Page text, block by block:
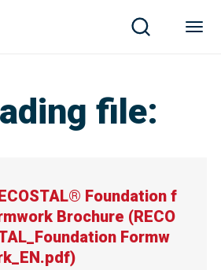
file:
Foundation f
Brochure (RECO
Formw
)